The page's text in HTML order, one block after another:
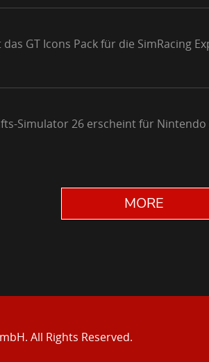
GT Icons Pack für die SimRacing
Simulator 26 erscheint für
MORE
All Rights Reserved.